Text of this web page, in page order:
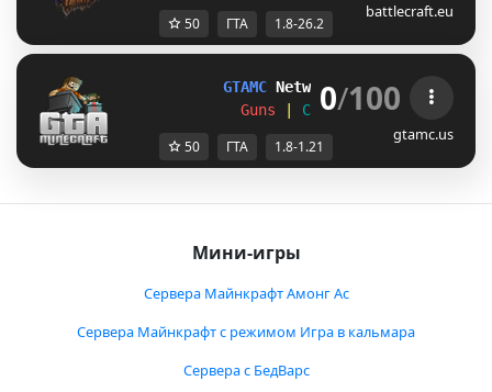
battlecraft.eu
50 ГТА 1.8-26.2
GTAMC Network > [1.8-1.21+]
Guns
Cops | Cars Houses
0/100
gtamc.us
50 ГТА 1.8-1.21
Мини-игры
Сервера Майнкрафт Амонг Ас
Сервера Майнкрафт с режимом Игра в кальмара
Сервера с БедВарс